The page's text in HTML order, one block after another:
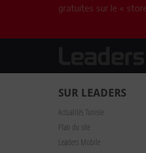
gratuites sur le «
SUR LEADERS
Actualités Tunisie
Plan du site
Leaders Mobile